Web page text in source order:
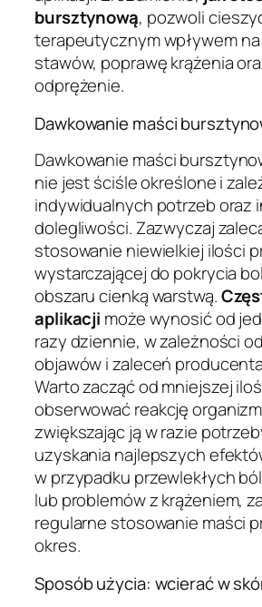
bursztynową, pozwoli
terapeutycznym wpływem
stawów, poprawę krążenia
odprężenie.
Dawkowanie maści
Dawkowanie maści
nie jest ściśle określone i
indywidualnych potrzeb oraz
dolegliwości. Zazwyczaj
stosowanie niewielkiej ilości
wystarczającej do pokrycia
obszaru cienką warstwą.
aplikacji może wynosić od
razy dziennie, w zależności
objawów i zaleceń
Warto zacząć od mniejszej
obserwować reakcję
zwiększając ją w razie
uzyskania najlepszych
w przypadku przewlekłych
lub problemów z krążeniem,
regularne stosowanie maści
okres.
Sposób użycia: wcierać w